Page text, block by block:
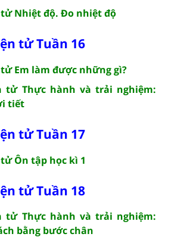
Nhiệt độ. Đo nhiệt độ
tử Tuần 16
Em làm được những gì?
tử Thực hành và trải nghiệm:
tiết
tử Tuần 17
Ôn tập học kì 1
tử Tuần 18
tử Thực hành và trải nghiệm:
bằng bước chân